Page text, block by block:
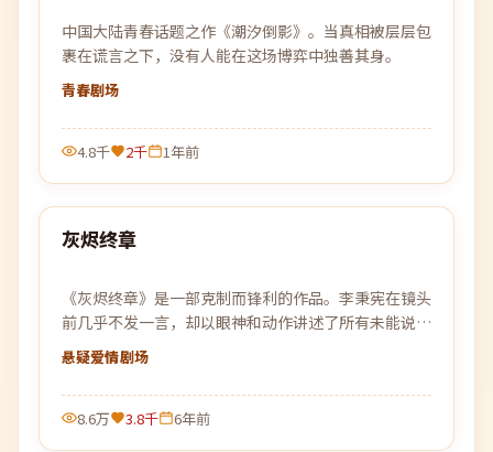
中国大陆青春话题之作《潮汐倒影》。当真相被层层包
裹在谎言之下，没有人能在这场博弈中独善其身。
青春剧场
4.8千 2千 1年前
最新
99:49
灰烬终章
《灰烬终章》是一部克制而锋利的作品。李秉宪在镜头
前几乎不发一言，却以眼神和动作讲述了所有未能说出
口的故事。
悬疑爱情剧场
8.6万 3.8千 6年前